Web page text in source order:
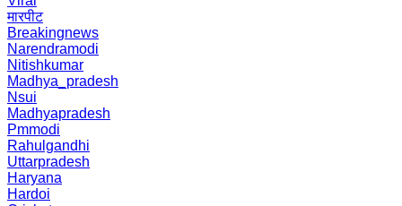
मारपीट
Breakingnews
Narendramodi
Nitishkumar
Madhya_pradesh
Nsui
Madhyapradesh
Pmmodi
Rahulgandhi
Uttarpradesh
Haryana
Hardoi